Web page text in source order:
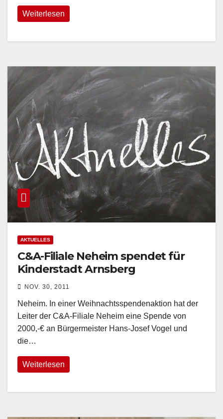
Weiterlesen
AKTUELLES
C&A-Filiale Neheim spendet für
Kinderstadt Arnsberg
NOV. 30, 2011
Neheim. In einer Weihnachtsspendenaktion hat der
Leiter der C&A-Filiale Neheim eine Spende von
2000,-€ an Bürgermeister Hans-Josef Vogel und
die…
Weiterlesen